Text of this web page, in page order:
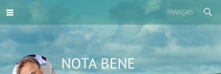
FRANÇAIS
NOTA BENE